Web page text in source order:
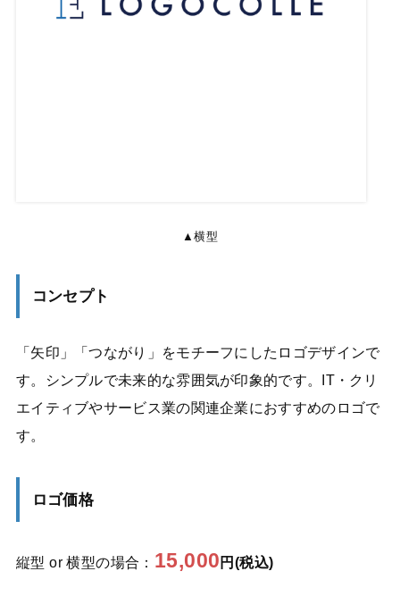
▲横型
コンセプト
「矢印」「つながり」をモチーフにしたロゴデザインで
す。シンプルで未来的な雰囲気が印象的です。IT・クリ
エイティブやサービス業の関連企業におすすめのロゴで
す。
ロゴ価格
縦型 or 横型の場合： 15,000 円(税込)